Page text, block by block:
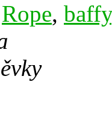
Rope, baffy